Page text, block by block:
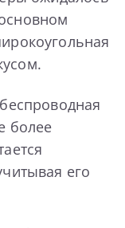
более
его